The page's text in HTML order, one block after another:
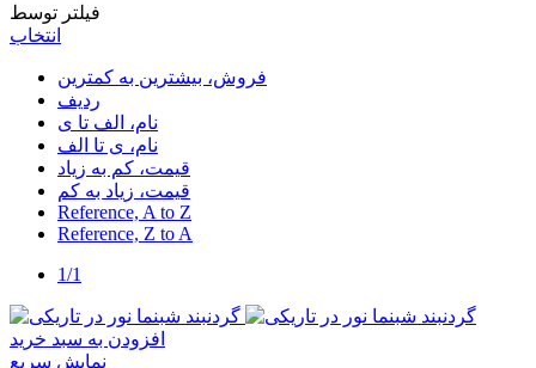
فیلتر توسط
انتخاب
فروش، بیشترین به کمترین
ردیف
نام، الف تا ی
نام، ی تا الف
قیمت، کم به زیاد
قیمت، زیاد به کم
Reference, A to Z
Reference, Z to A
1/1
افزودن به سبد خرید
نمایش سریع